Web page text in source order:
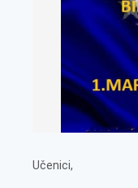
Učenici,